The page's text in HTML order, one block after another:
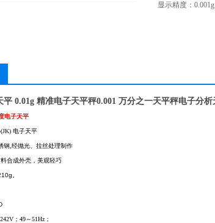
显示精度：0.001g
0.01g 精准电子天平秤0.001 万分之一天平秤电子分析
电子天平
电子天平
钢,经抛光、拉丝处理制作
合成外壳，美观轻巧
；49～51Hz；